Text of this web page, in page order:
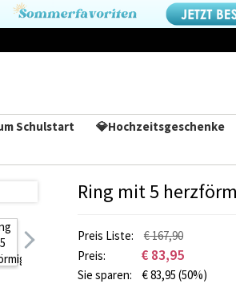
Schulstart 💎Hochzeitsgeschenke
Ring mit 5
Preis Liste:
€ 167,90
Preis:
€ 83,95
Sie sparen: €83,95 (50%)